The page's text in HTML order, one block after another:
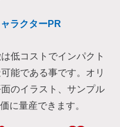
ラクターPR
低コストでインパクト
能である事です。オリ
のイラスト、サンプル
に量産できます。